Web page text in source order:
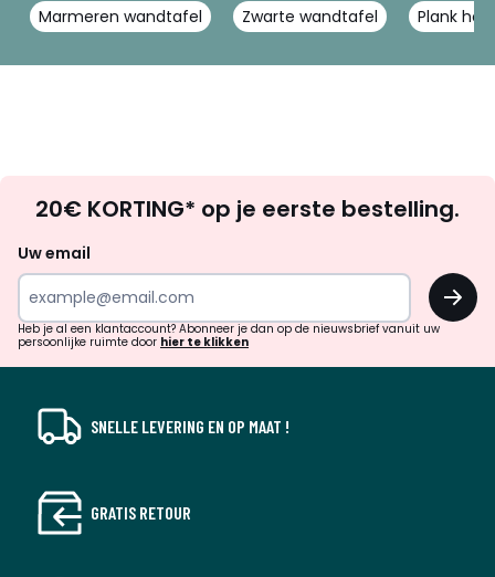
Marmeren wandtafel Zwarte wandtafel Plank
zoek
inspiratie
verrassingen?
20€ KORTING* op je eerste bestelling.
Uw email
OK
Heb je al een klantaccount? Abonneer je dan op de nieuwsbrief vanuit uw
persoonlijke ruimte door hier te klikken
SNELLE LEVERING EN OP MAAT !
GRATIS RETOUR